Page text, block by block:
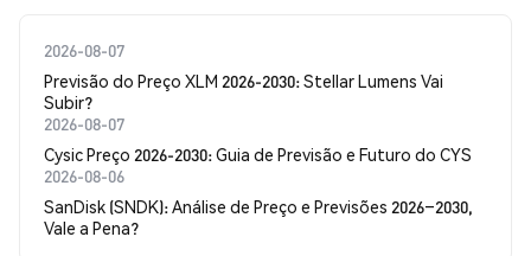
2026-08-07
Previsão do Preço XLM 2026-2030: Stellar Lumens Vai
Subir?
2026-08-07
Cysic Preço 2026-2030: Guia de Previsão e Futuro do CYS
2026-08-06
SanDisk (SNDK): Análise de Preço e Previsões 2026–2030,
Vale a Pena?